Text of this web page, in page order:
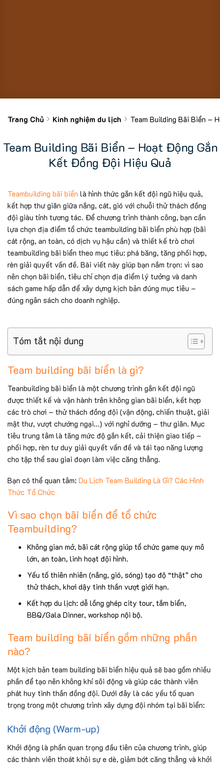
Trang Chủ Kinh nghiệm du lịch Team Building Bãi Biển –
Team Building Bãi Biển – Hoạt Động Gắn
Kết Đồng Đội Hiệu Quả
Teambuilding bãi biển là hình thức gắn kết đội ngũ hiệu quả,
kết hợp thư giãn giữa nắng, cát, gió với chuỗi thử thách đồng
đội giàu tính tương tác. Để chương trình thành công, bạn cần
lựa chọn địa điểm tổ chức teambuilding bãi biển phù hợp (bãi
cát rộng, an toàn, có dịch vụ hậu cần) và thiết kế trò chơi
teambuilding bãi biển theo mục tiêu: phá băng, tăng phối hợp,
rèn giải quyết vấn đề. Bài viết này giúp bạn nắm trọn: vì sao
nên chọn bãi biển, tiêu chí chọn địa điểm lý tưởng và danh
sách game hấp dẫn để xây dựng kịch bản đúng mục tiêu –
đúng ngân sách cho doanh nghiệp.
Tóm tắt nội dung
Team building bãi biển là gì?
Teanbuilding bãi biển là một chương trình gắn kết đội ngũ
được thiết kế và vận hành trên không gian bãi biển, kết hợp
các trò chơi – thử thách đồng đội (vận động, chiến thuật, giải
mật thư, vượt chướng ngại…) với nghỉ dưỡng – thư giãn. Mục
tiêu trung tâm là tăng mức độ gắn kết, cải thiện giao tiếp –
phối hợp, rèn tư duy giải quyết vấn đề và tái tạo năng lượng
cho tập thể sau giai đoạn làm việc căng thẳng.
Bạn có thể quan tâm: Du Lịch Team Building Là Gì? Các Hình
Thức Tổ Chức
Vì sao chọn bãi biển để tổ chức
Teambuilding?
Không gian mở, bãi cát rộng giúp tổ chức game quy mô
lớn, an toàn, linh hoạt đội hình.
Yếu tố thiên nhiên (nắng, gió, sóng) tạo độ “thật” cho
thử thách, khơi dậy tinh thần vượt giới hạn.
Kết hợp du lịch: dễ lồng ghép city tour, tắm biển,
BBQ/Gala Dinner, workshop nội bộ.
Team building bãi biển gồm những phần
nào?
Một kịch bản team building bãi biển hiệu quả sẽ bao gồm nhiều
phần để tạo nên không khí sôi động và giúp các thành viên
phát huy tinh thần đồng đội. Dưới đây là các yếu tố quan
trọng trong một chương trình xây dựng đội nhóm tại bãi biển:
Khởi động (Warm-up)
Khởi động là phần quan trọng đầu tiên của chương trình, giúp
các thành viên thoát khỏi sự e dè, giảm bớt căng thẳng và khởi